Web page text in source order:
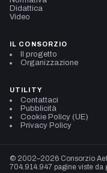
Didattica
Video
IL CONSORZIO
Il progetto
Organizzazione
UTILITY
Contattaci
Pubblicità
Cookie Policy (UE)
Privacy Policy
© 2002–2026 Consorzio
704.914.947 pagine viste da